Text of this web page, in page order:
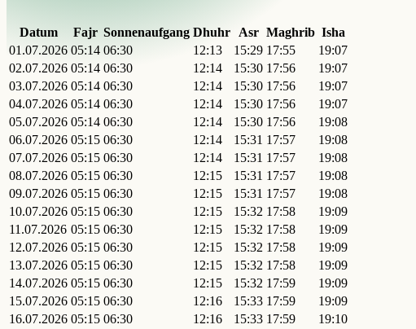
Datum Fajr Sonnenaufgang Dhuhr Asr Maghrib Isha
01.07.2026 05:14 06:30 12:13 15:29 17:55
19:07
02.07.2026 05:14 06:30 12:14 15:30 17:56
19:07
03.07.2026 05:14 06:30 12:14 15:30 17:56
19:07
04.07.2026 05:14 06:30 12:14 15:30 17:56
19:07
05.07.2026 05:14 06:30 12:14 15:30 17:56
19:08
06.07.2026 05:15 06:30 12:14 15:31 17:57
19:08
07.07.2026 05:15 06:30 12:14 15:31 17:57
19:08
08.07.2026 05:15 06:30 12:15 15:31 17:57
19:08
09.07.2026 05:15 06:30 12:15 15:31 17:57
19:08
10.07.2026 05:15 06:30 12:15 15:32 17:58
19:09
11.07.2026 05:15 06:30 12:15 15:32 17:58
19:09
12.07.2026 05:15 06:30 12:15 15:32 17:58
19:09
13.07.2026 05:15 06:30 12:15 15:32 17:58
19:09
14.07.2026 05:15 06:30 12:15 15:32 17:59
19:09
15.07.2026 05:15 06:30 12:16 15:33 17:59
19:09
16.07.2026 05:15 06:30 12:16 15:33 17:59
19:10